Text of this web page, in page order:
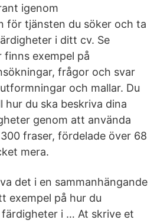
igenom
för tjänsten du söker och ta
i ditt cv. Se
finns exempel på
frågor och svar
och mallar. Du
hur du ska beskriva dina
genom att använda
fraser, fördelade över 68
mera.
det i en sammanhängande
exempel på hur du
i … At skrive et